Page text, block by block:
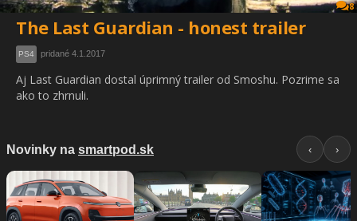
8
The Last Guardian - honest trailer
PS4 pridané 4.1.2017
Aj Last Guardian dostal úprimný trailer od Smoshu. Pozrime sa
ako to zhrnuli.